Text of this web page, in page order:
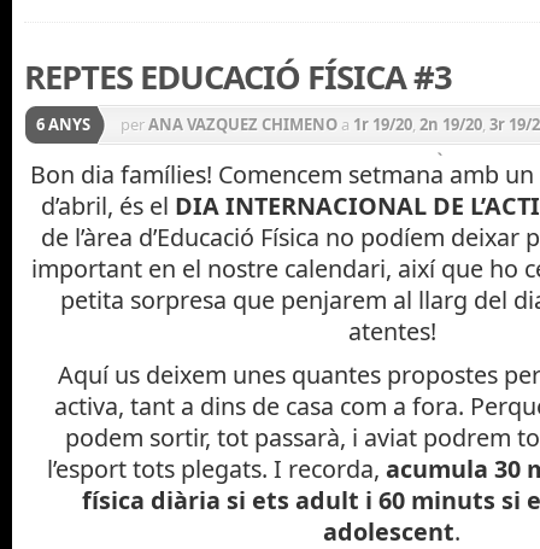
REPTES EDUCACIÓ FÍSICA #3
6 ANYS perANA VAZQUEZ CHIMENO a 1r 19/20, 2n 19/20, 3r 19/
Alumnat
CICLE INICIAL 19/20 CICLE MITJÀ 19/20
Educació Física,INFANTIL 19/20,P3 19/20 ,P4 19/20,P5
Bon dia famílies! Comencem setmana amb
d’abril, és el DIA INTERNACIONAL DE
de l’àrea d’Educació Física no podíem deixar
important en el nostre calendari, així que ho
petita sorpresa que penjarem al llarg del
atentes!
Aquí us deixem unes quantes propostes
activa, tant a dins de casa com a fora.
podem sortir, tot passarà, i aviat podrem
l’esport tots plegats. I recorda, acumula 30
física diària si ets adult i 60 minuts si
adolescent.